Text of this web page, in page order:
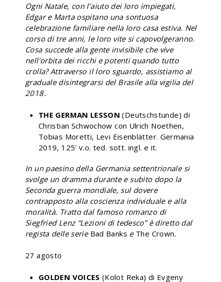
Ogni Natale, con l’aiuto dei loro impiegati,
Edgar e Marta ospitano una sontuosa
celebrazione familiare nella loro casa estiva. Nel
corso di tre anni, le loro vite si capovolgeranno.
Cosa succede alla gente invisibile che vive
nell’orbita dei ricchi e potenti quando tutto
crolla? Attraverso il loro sguardo, assistiamo al
graduale disintegrarsi del Brasile alla vigilia del
2018.
THE GERMAN LESSON(Deutschstunde) di
Christian Schwochow con Ulrich Noethen,
Tobias Moretti, Levi Eisenblätter. Germania
2019, 125’ v.o. ted. sott. ingl. e it.
In un paesino della Germania settentrionale si
svolge un dramma durante e subito dopo la
Seconda guerra mondiale, sul dovere
contrapposto alla coscienza individuale e alla
moralità. Tratto dal famoso romanzo di
Siegfried Lenz “Lezioni di tedesco” è diretto dal
regista delle serie Bad Banks e The Crown.
27 agosto
GOLDEN VOICES(Kolot Reka) di Evgeny